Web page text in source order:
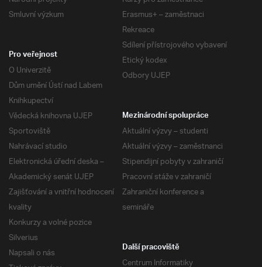
Smluvní výzkum
Erasmus+ – zaměstnaci
Rekreace
Sdílení přístrojového vybavení
Etický kodex
Odbory UJEP
Pro veřejnost
O Univerzitě
Dům umění Ústí nad Labem
Knihkupectví
Vědecká knihovna UJEP
Sportoviště
Nahrávací studio
Elektronická úřední deska –
Akademický senát UJEP
Zajišťování a vnitřní hodnocení
kvality
Konkurzy a volné pozice
Silverius
Napsali o nás
Mezinárodní spolupráce
Aktuální výzvy – studenti
Aktuální výzvy – zaměstnanci
Stipendijní pobyty v zahraničí
Pracovní stáže v zahraničí
Zahraniční konference a
semináře
Další pracoviště
Centrum Informatiky